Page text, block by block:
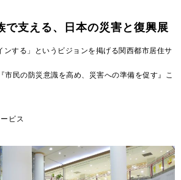
で支える、日本の災害と復興展
ンする」というビジョンを掲げる関西都市居住サ
市⺠の防災意識を⾼め、災害への準備を促す』こ
ビス